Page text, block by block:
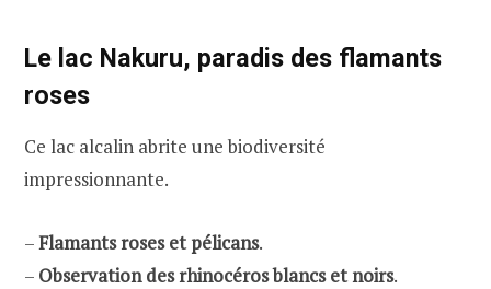
Le lac Nakuru, paradis des flamants
roses
Ce lac alcalin abrite une biodiversité
impressionnante.
–Flamants roses et pélicans.
– Observation des rhinocéros blancs et noirs.